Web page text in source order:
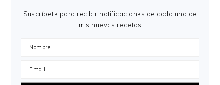
Suscríbete para recibir notificaciones de cada una de
mis nuevas recetas